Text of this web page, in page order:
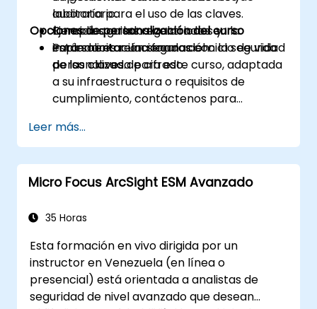
auditoría para el uso de las claves.
Cumplir con las regulaciones y
estándares relacionados con la seguridad
de las claves de cifrado.
laboratorio.
Ejercicios guiados centrados en la
implementación segura del ciclo de vida
de las claves.
Opciones de personalización del curso
Para solicitar una formación
personalizada para este curso, adaptada
a su infraestructura o requisitos de
cumplimiento, contáctenos para
Leer más...
Micro Focus ArcSight ESM Avanzado
35 Horas
Esta formación en vivo dirigida por un
instructor en Venezuela (en línea o
presencial) está orientada a analistas de
seguridad de nivel avanzado que desean